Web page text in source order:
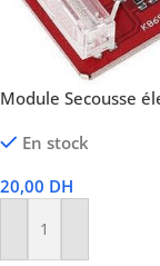
Module Secousse
En stock
20,00 DH
Ajouter Au Panier